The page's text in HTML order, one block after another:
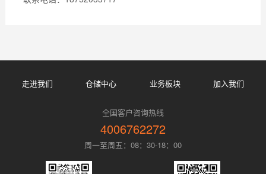
走进我们 仓储中心 业务板块 加入我们
全国客户咨询热线
4006762272
周一至周五：08：30-18：00